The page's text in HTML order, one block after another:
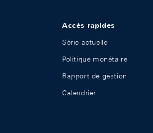
Accès rapides
Série actuelle
Politique monétaire
Rapport de gestion
Calendrier